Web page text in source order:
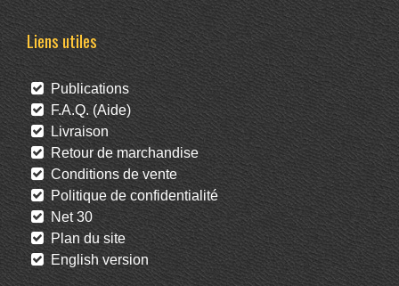
Liens utiles
Publications
F.A.Q. (Aide)
Livraison
Retour de marchandise
Conditions de vente
Politique de confidentialité
Net 30
Plan du site
English version